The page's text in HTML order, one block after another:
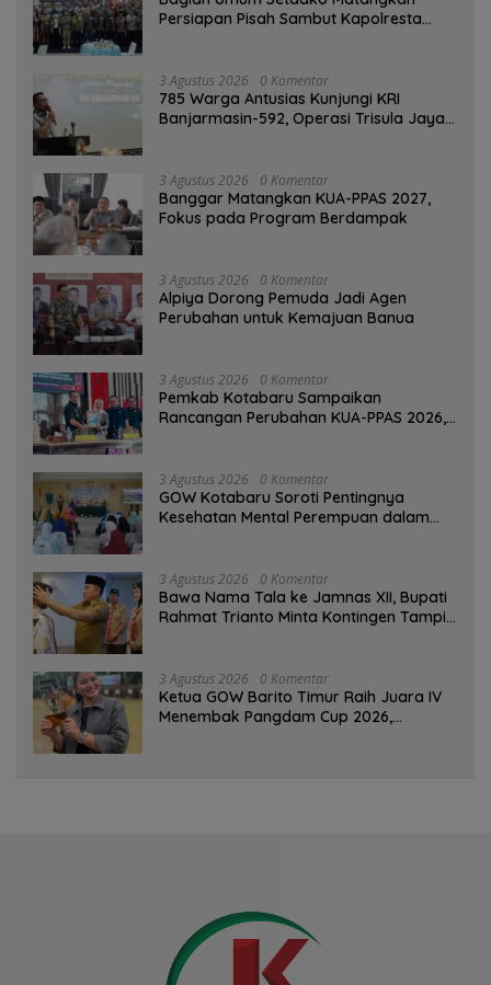
Persiapan Pisah Sambut Kapolresta
3 Agustus 2026 0 Komentar
785 Warga Antusias Kunjungi KRI
Banjarmasin-592, Operasi Trisula Jaya
3 Agustus 2026 0 Komentar
‎Banggar Matangkan KUA-PPAS 2027,
Fokus pada Program Berdampak
3 Agustus 2026 0 Komentar
‎Alpiya Dorong Pemuda Jadi Agen
Perubahan untuk Kemajuan Banua ‎
3 Agustus 2026 0 Komentar
Pemkab Kotabaru Sampaikan
Rancangan Perubahan KUA-PPAS 2026,
3 Agustus 2026 0 Komentar
GOW Kotabaru Soroti Pentingnya
Kesehatan Mental Perempuan dalam
3 Agustus 2026 0 Komentar
Bawa Nama Tala ke Jamnas XII, Bupati
Rahmat Trianto Minta Kontingen Tampil
3 Agustus 2026 0 Komentar
Ketua GOW Barito Timur Raih Juara IV
Menembak Pangdam Cup 2026,